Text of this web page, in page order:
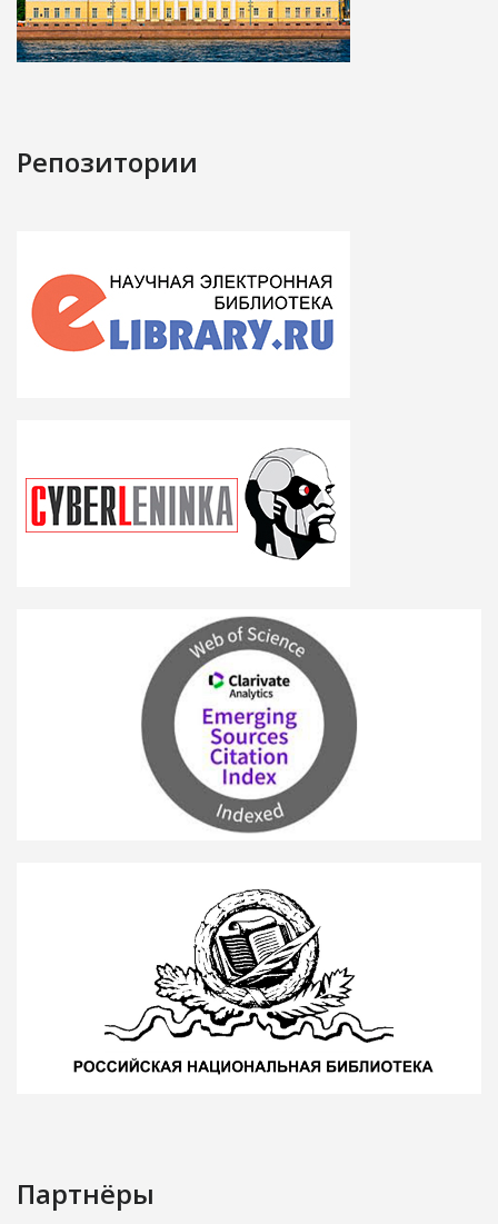
Репозитории
Партнёры